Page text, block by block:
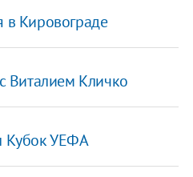
в Кировограде
Виталием Кличко
Кубок УЕФА